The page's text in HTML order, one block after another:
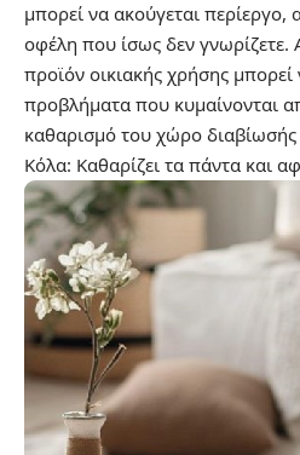
μπορεί να ακούγεται περίεργο,
οφέλη που ίσως δεν γνωρίζετε.
προϊόν οικιακής χρήσης μπορεί
προβλήματα που κυμαίνονται
καθαρισμό του χώρο διαβίωσής
Κόλα: Καθαρίζει τα πάντα και